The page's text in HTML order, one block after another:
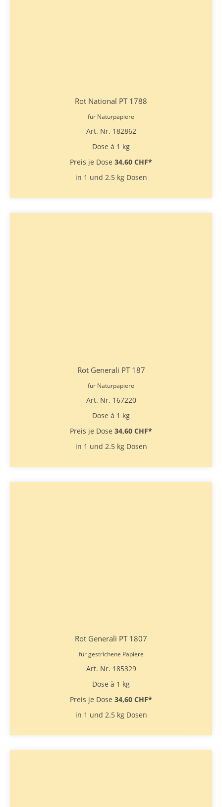
Rot National PT 1788
für Naturpapiere
Art. Nr. 182862
Dose à 1 kg
Preis je Dose 34,60 CHF*
in 1 und 2.5 kg Dosen
Rot Generali PT 187
für Naturpapiere
Art. Nr. 167220
Dose à 1 kg
Preis je Dose 34,60 CHF*
in 1 und 2.5 kg Dosen
Rot Generali PT 1807
für gestrichene Papiere
Art. Nr. 185329
Dose à 1 kg
Preis je Dose 34,60 CHF*
in 1 und 2.5 kg Dosen